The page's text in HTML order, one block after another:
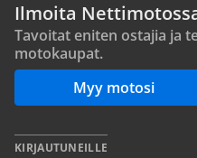
Ilmoita
Tavoitat eniten ostajia ja
motokaupat.
Myy motosi
KIRJAUTUNEILLE